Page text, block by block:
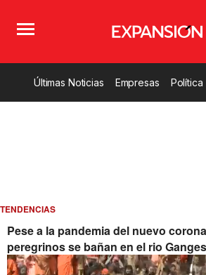
Últimas Noticias Empresas Política
TENDENCIAS
Pese a la pandemia del nuevo
peregrinos se bañan en el rio Ganges